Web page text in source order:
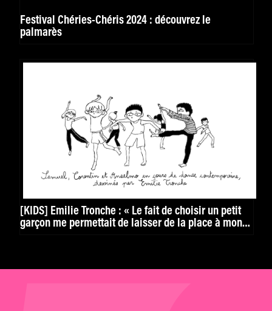
Festival Chéries-Chéris 2024 : découvrez le
palmarès
[KIDS] Émilie Tronche : « Le fait de choisir un petit
garçon me permettait de laisser de la place à mon